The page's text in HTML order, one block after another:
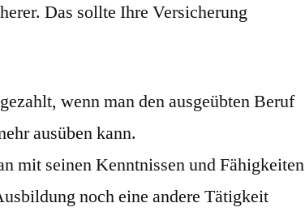
Das sollte Ihre Versicherung
wenn man den ausgeübten Beruf
ausüben kann.
mit seinen Kenntnissen und Fähigkeiten
noch eine andere Tätigkeit